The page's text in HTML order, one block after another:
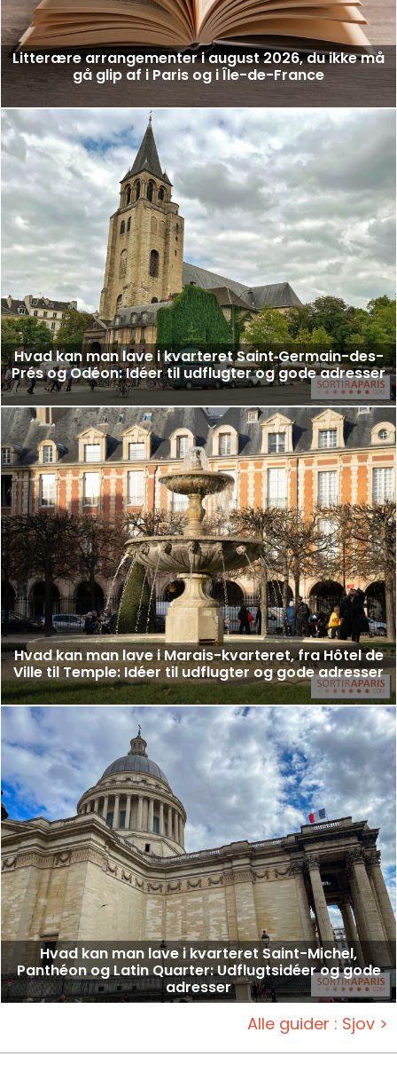
Litterære arrangementer i august 2026, du ikke må
gå glip af i Paris og i Île-de-France
Hvad kan man lave i kvarteret Saint‑Germain-des-
Prés og Odéon: Idéer til udflugter og gode adresser
Hvad kan man lave i Marais-kvarteret, fra Hôtel de
Ville til Temple: Idéer til udflugter og gode adresser
Hvad kan man lave i kvarteret Saint-Michel,
Panthéon og Latin Quarter: Udflugtsidéer og gode
adresser
Alle guider : Sjov >